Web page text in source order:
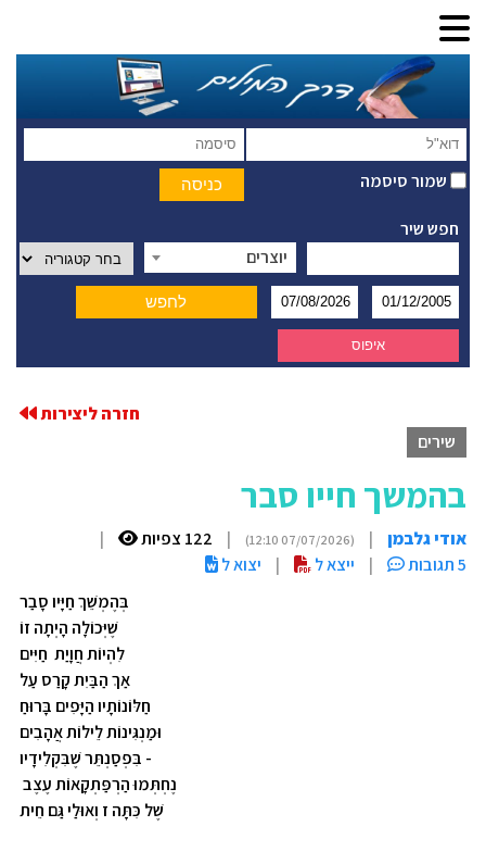
שמור סיסמה
חפש שיר
יוצרים
חזרה ליצירות
שירים
בהמשך חייו סבר
אודי גלבמן |
(07/07/2026 12:10)
| 122 צפיות
|
5 תגובות
| ייצא ל |
יצוא ל
בְּהֶמְשֵׁךְ חַיָּיו סָבַר
שֶׁיְּכוֹלָה הָיְתָה זוֹ
לִהְיוֹת חֲוָיַת חַיִּים
אַךְ הַבַּיִת קָרַס עַל
חַלּוֹנוֹתָיו הַיָּפִים בָּרוּחַ
וּמַנְגִּינוֹת לֵילוֹת אֲהָבִים
בִּפְסַנְתֵּר שֶׁבִּקְלִידָיו -
נֶחְתְּמוּ הַרְפַּתְקָאוֹת עֶצֶב
שֶׁל כִּתָּה ז וְאוּלַי גַּם חֵית